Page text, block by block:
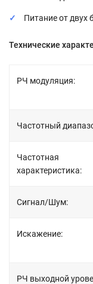
Питание от двух
Технические
РЧ модуляция:
Частотный
Частотная
характеристика:
Сигнал/Шум:
Искажение:
РЧ выходной